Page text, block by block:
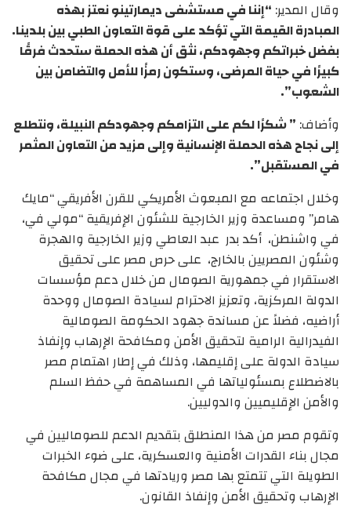
وقال المدير: “إننا في مستشفى ديمارتينو نعتز بهذه
المبادرة القيمة التي تؤكد على قوة التعاون الطبي بين بلدينا.
بفضل خبراتكم وجهودكم، نثق أن هذه الحملة ستحدث فرقًا
كبيرًا في حياة المرضى، وستكون رمزًا للأمل والتضامن بين
الشعوب”.
وأضاف: ” شكرًا لكم على التزامكم وجهودكم النبيلة، ونتطلع
إلى نجاح هذه الحملة الإنسانية وإلى مزيد من التعاون المثمر
في المستقبل”.
وخلال اجتماعه مع المبعوث الأمريكي للقرن الأفريقي “مايك
هامر” ومساعدة وزير الخارجية للشئون الإفريقية “مولي في،
في واشنطن، أكد بدر عبد العاطي وزير الخارجية والهجرة
وشئون المصريين بالخارج، على حرص مصر على تحقيق
الاستقرار في جمهورية الصومال من خلال دعم مؤسسات
الدولة المركزية، وتعزيز الاحترام لسيادة الصومال ووحدة
أراضيه، فضلاً عن مساندة جهود الحكومة الصومالية
الفيدرالية الرامية لتحقيق الأمن ومكافحة الإرهاب وإنفاذ
سيادة الدولة على إقليمها، وذلك في إطار اهتمام مصر
بالاضطلاع بمسئولياتها في المساهمة في حفظ السلم
والأمن الإقليميين والدوليين.
وتقوم مصر من هذا المنطلق بتقديم الدعم للصوماليين في
مجال بناء القدرات الأمنية والعسكرية، على ضوء الخبرات
الطويلة التي تتمتع بها مصر وريادتها في مجال مكافحة
الإرهاب وتحقيق الأمن وإنفاذ القانون.